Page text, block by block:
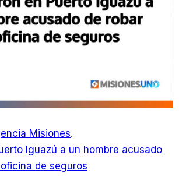
Misiones.
Iguazú a un hombre acusado
de seguros